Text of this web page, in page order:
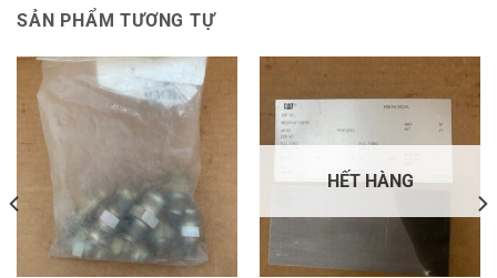
SẢN PHẨM TƯƠNG TỰ
HẾT HÀNG